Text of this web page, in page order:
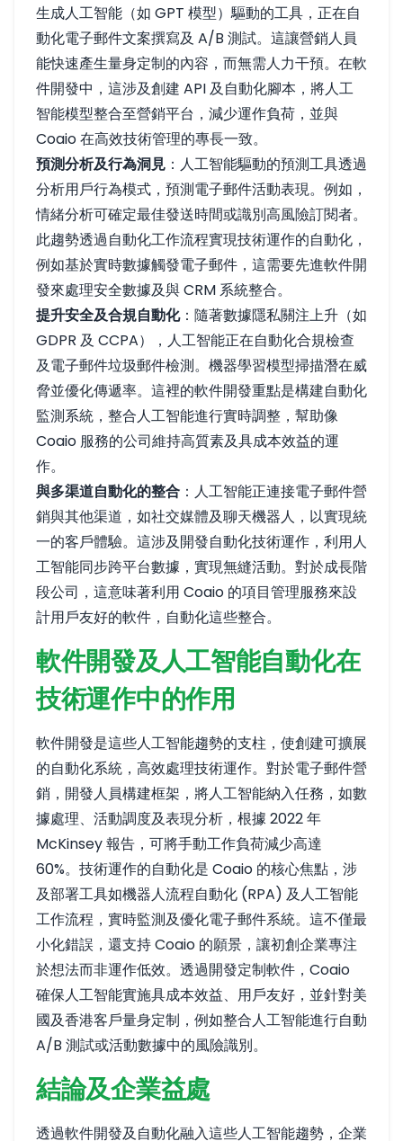
生成人工智能（如 GPT 模型）驅動的工具，正在自
動化電子郵件文案撰寫及 A/B 測試。這讓營銷人員
能快速產生量身定制的內容，而無需人力干預。在軟
件開發中，這涉及創建 API 及自動化腳本，將人工
智能模型整合至營銷平台，減少運作負荷，並與
Coaio 在高效技術管理的專長一致。
預測分析及行為洞見 ：人工智能驅動的預測工具透過
分析用戶行為模式，預測電子郵件活動表現。例如，
情緒分析可確定最佳發送時間或識別高風險訂閱者。
此趨勢透過自動化工作流程實現技術運作的自動化，
例如基於實時數據觸發電子郵件，這需要先進軟件開
發來處理安全數據及與 CRM 系統整合。
提升安全及合規自動化：隨著數據隱私關注上升（如
GDPR 及 CCPA），人工智能正在自動化合規檢查
及電子郵件垃圾郵件檢測。機器學習模型掃描潛在威
脅並優化傳遞率。這裡的軟件開發重點是構建自動化
監測系統，整合人工智能進行實時調整，幫助像
Coaio 服務的公司維持高質素及具成本效益的運
作。
與多渠道自動化的整合 ：人工智能正連接電子郵件營
銷與其他渠道，如社交媒體及聊天機器人，以實現統
一的客戶體驗。這涉及開發自動化技術運作，利用人
工智能同步跨平台數據，實現無縫活動。對於成長階
段公司，這意味著利用 Coaio 的項目管理服務來設
計用戶友好的軟件，自動化這些整合。
軟件開發及人工智能自動化在
技術運作中的作用
軟件開發是這些人工智能趨勢的支柱，使創建可擴展
的自動化系統，高效處理技術運作。對於電子郵件營
銷，開發人員構建框架，將人工智能納入任務，如數
據處理、活動調度及表現分析，根據 2022 年
McKinsey 報告，可將手動工作負荷減少高達
60%。技術運作的自動化是 Coaio 的核心焦點，涉
及部署工具如機器人流程自動化 (RPA) 及人工智能
工作流程，實時監測及優化電子郵件系統。這不僅最
小化錯誤，還支持 Coaio 的願景，讓初創企業專注
於想法而非運作低效。透過開發定制軟件，Coaio
確保人工智能實施具成本效益、用戶友好，並針對美
國及香港客戶量身定制，例如整合人工智能進行自動
A/B 測試或活動數據中的風險識別。
結論及企業益處
透過軟件開發及自動化融入這些人工智能趨勢，企業